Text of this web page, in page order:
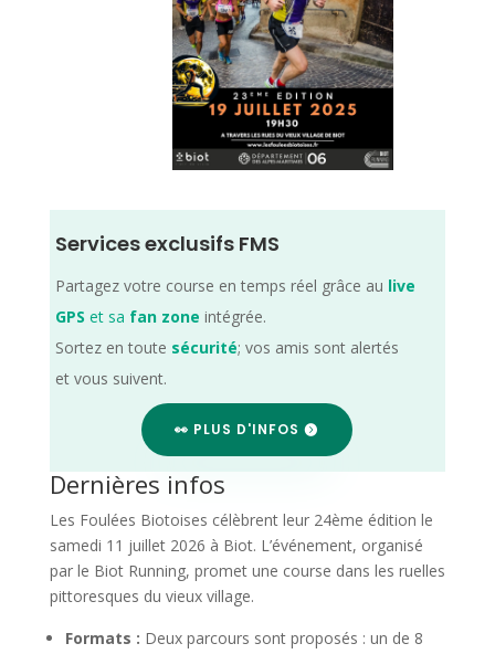
Services exclusifs FMS
Partagez votre course en temps réel grâce au live
GPS et sa fan zone intégrée.
Sortez en toute sécurité; vos amis sont alertés
et vous suivent.
👀 PLUS D'INFOS
Dernières infos
Les Foulées Biotoises célèbrent leur 24ème édition le
samedi 11 juillet 2026 à Biot. L’événement, organisé
par le Biot Running, promet une course dans les ruelles
pittoresques du vieux village.
Formats : Deux parcours sont proposés : un de 8